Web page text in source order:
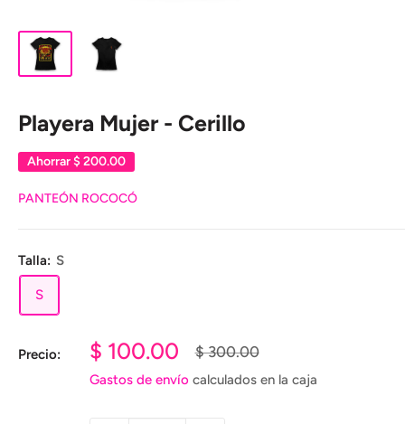
Playera Mujer - Cerillo
Ahorrar$ 200.00
PANTEÓN ROCOCÓ
Talla: S
S
Precio:
Precio
de
$ 100.00
Precio
$ 300.00
Gastos de envío calculados en la caja